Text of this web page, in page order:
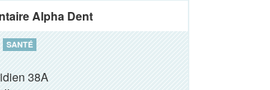
Alpha Dent
SANTÉ
38A